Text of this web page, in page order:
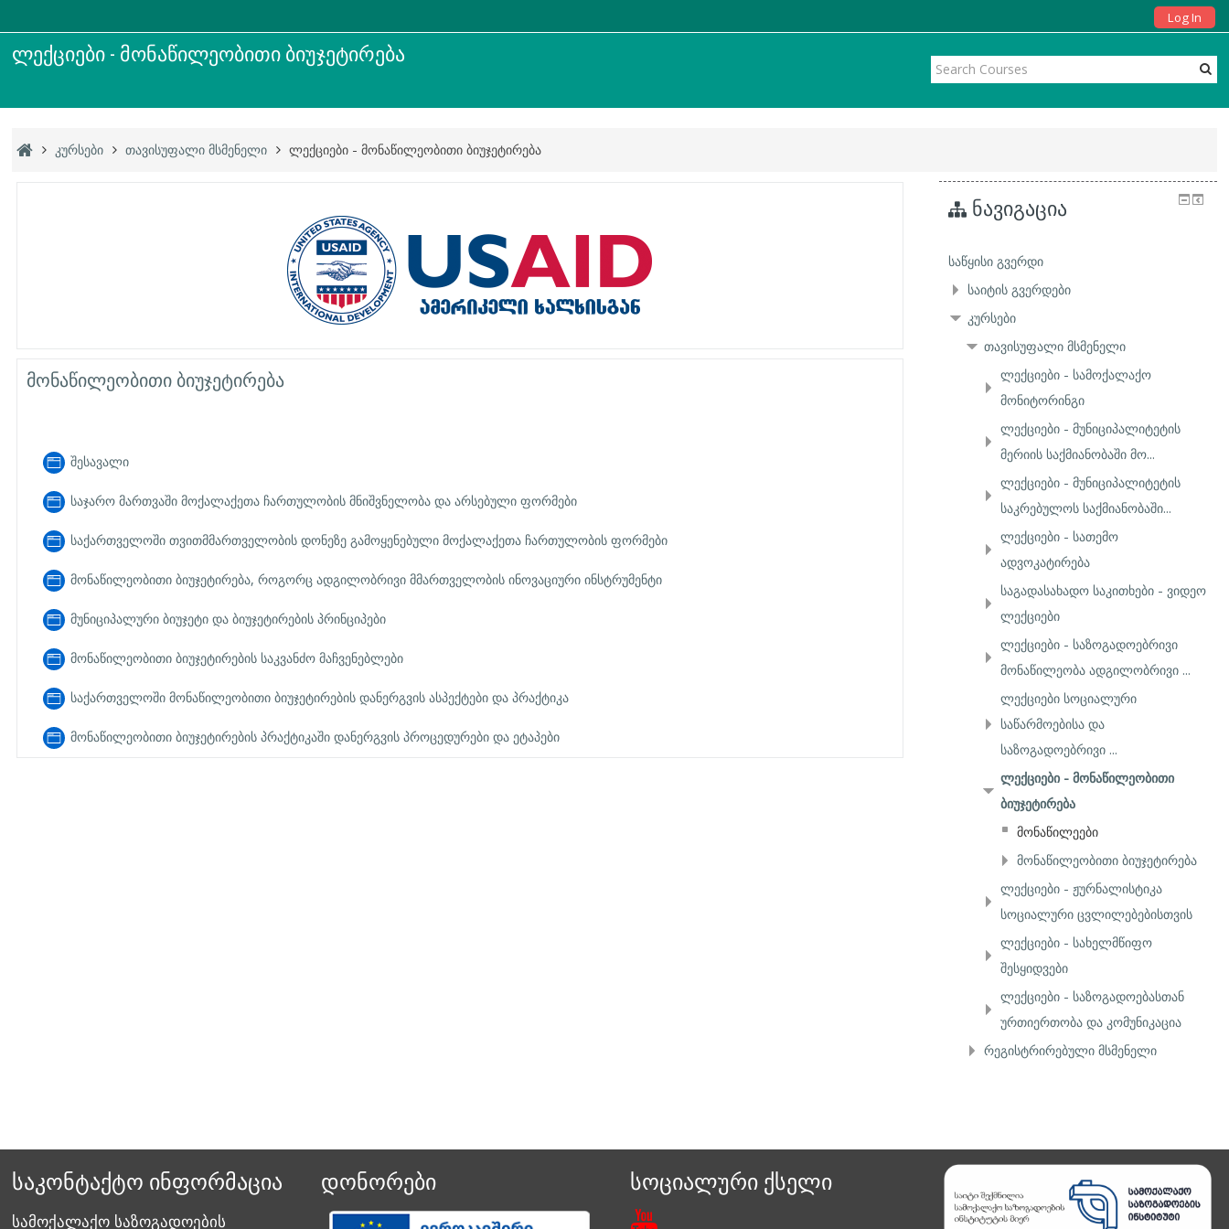
Log In
ლექციები - მონაწილეობითი ბიუჯეტირება
კურსები თავისუფალი მსმენელი ლექციები - მონაწილეობითი ბიუჯეტირება
მონაწილეობითი ბიუჯეტირება
შესავალი
საჯარო მართვაში მოქალაქეთა ჩართულობის მნიშვნელობა და არსებული ფორმები
საქართველოში თვითმმართველობის დონეზე გამოყენებული მოქალაქეთა ჩართულობის ფორმები
მონაწილეობითი ბიუჯეტირება, როგორც ადგილობრივი მმართველობის ინოვაციური ინსტრუმენტი
მუნიციპალური ბიუჯეტი და ბიუჯეტირების პრინციპები
მონაწილეობითი ბიუჯეტირების საკვანძო მაჩვენებლები
საქართველოში მონაწილეობითი ბიუჯეტირების დანერგვის ასპექტები და პრაქტიკა
მონაწილეობითი ბიუჯეტირების პრაქტიკაში დანერგვის პროცედურები და ეტაპები
ნავიგაცია
საწყისი გვერდი
საიტის გვერდები
კურსები
თავისუფალი მსმენელი
ლექციები - სამოქალაქო
მონიტორინგი
ლექციები - მუნიციპალიტეტის
მერიის საქმიანობაში მო...
ლექციები - მუნიციპალიტეტის
საკრებულოს საქმიანობაში...
ლექციები - სათემო
ადვოკატირება
საგადასახადო საკითხები - ვიდეო
ლექციები
ლექციები - საზოგადოებრივი
მონაწილეობა ადგილობრივი ...
ლექციები სოციალური
საწარმოებისა და
საზოგადოებრივი ...
ლექციები - მონაწილეობითი
ბიუჯეტირება
მონაწილეები
მონაწილეობითი ბიუჯეტირება
ლექციები - ჟურნალისტიკა
სოციალური ცვლილებებისთვის
ლექციები - სახელმწიფო
შესყიდვები
ლექციები - საზოგადოებასთან
ურთიერთობა და კომუნიკაცია
რეგისტრირებული მსმენელი
საკონტაქტო ინფორმაცია
სამოქალაქო საზოგადოების
დონორები სოციალური ქსელი